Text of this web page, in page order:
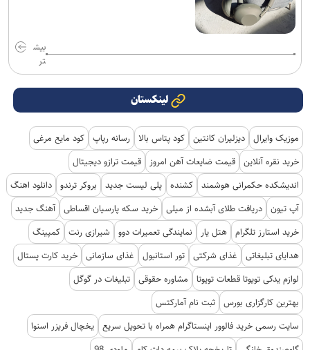
بیش
تر
لینکستان
موزیک وایرال دیزلیران کانتین کود پتاس بالا رسانه رپاپ کود مایع مرغی
خرید نقره آنلاین قیمت ضایعات آهن امروز
قیمت ترازو دیجیتال
اندیشکده حکمرانی هوشمند کشنده پلی لیست جدید بروکر ترندو دانلود اهنگ
آپ تیون دریافت طلای آبشده از میلی خرید سکه پارسیان اقساطی آهنگ جدید
خرید استارز تلگرام هتل یار نمایندگی تعمیرات دوو شیرازی رنت کمپینگ
هدایای تبلیغاتی
غذای شرکتی تور استانبول غذای سازمانی خرید کارت پستال
لوازم یدکی تویوتا قطعات تویوتا
مشاوره حقوقی تبلیغات در گوگل
بهترین کارگزاری بورس ثبت نام آمارکتس
سایت رسمی خرید فالوور اینستاگرام همراه با تحویل سریع یخچال فریزر اسنوا